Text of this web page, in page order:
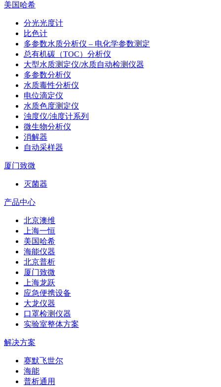
美国哈希
分光光度计
比色计
多参数水质分析仪 – 电化学参数测定
总有机碳（TOC）分析仪
大型水质测定仪/水质自动检测仪器
多参数分析仪
水质毒性分析仪
电位滴定仪
水质色度测定仪
浊度仪/浊度计系列
微生物分析仪
消解器
自动采样器
厦门致微
灭菌器
产品中心
北京澳维
上海一恒
美国哈希
海能仪器
北京普析
厦门致微
上海龙跃
应急便携设备
大龙仪器
口罩检测仪器
实验室整体方案
解决方案
赛默飞世尔
海能
普析通用